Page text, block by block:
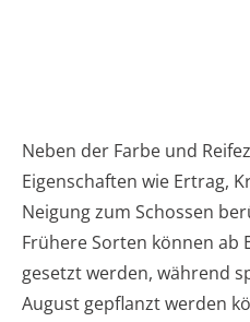
Neben der Farbe und
Eigenschaften wie Ertrag,
Neigung zum Schossen
Frühere Sorten können ab
gesetzt werden, während
August gepflanzt werden